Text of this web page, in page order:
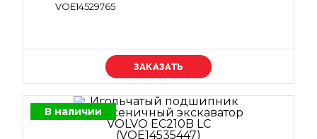
VOE14529765
Уточняйте цену
В наличии